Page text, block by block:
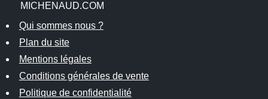
MICHENAUD.COM
Qui sommes nous ?
Plan du site
Mentions légales
Conditions générales de vente
Politique de confidentialité